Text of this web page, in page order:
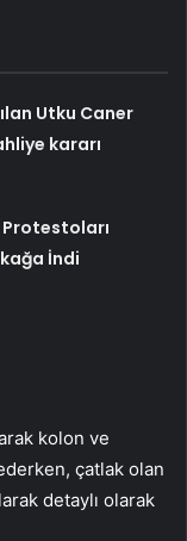
Utku Caner
kararı
İndi
kolon ve
çatlak olan
detaylı olarak